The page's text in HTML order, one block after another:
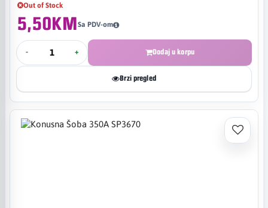
Out of Stock
5,50KMSa PDV-om
- + Dodaj u korpu
Brzi pregled